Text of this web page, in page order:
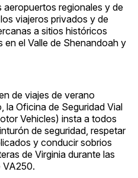
regionales y de
viajeros privados y de
a sitios históricos
en el Valle de Shenandoah y
de viajes de verano
la Oficina de Seguridad Vial
Vehicles) insta a todos
de seguridad, respetar
y conducir sobrios
de Virginia durante las
VA250.